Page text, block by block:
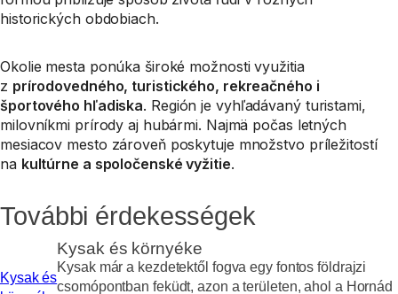
historických obdobiach.
Okolie mesta ponúka široké možnosti využitia
z prírodovedného, turistického, rekreačného i
športového hľadiska. Región je vyhľadávaný turistami,
milovníkmi prírody aj hubármi. Najmä počas letných
mesiacov mesto zároveň poskytuje množstvo príležitostí
na kultúrne a spoločenské vyžitie.
További érdekességek
Kysak és
Kysak és környéke
Kysak már a kezdetektől fogva egy fontos földrajzi
csomópontban feküdt, azon a területen, ahol a Hornád